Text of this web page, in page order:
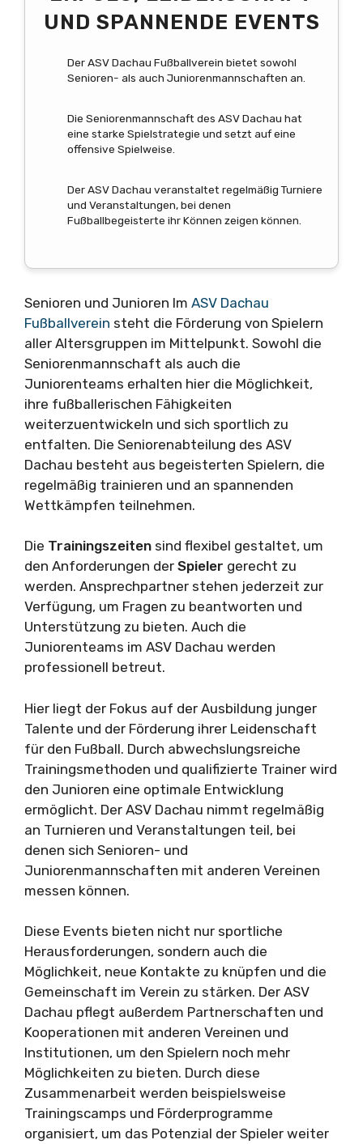
ND SPANNENDE EVENTS
Der ASV Dachau Fußballverein bietet sowohl
Senioren- als auch Juniorenmannschaften an.
Die Seniorenmannschaft des ASV Dachau hat
eine starke Spielstrategie und setzt auf eine
offensive Spielweise.
Der ASV Dachau veranstaltet regelmäßig Turniere
und Veranstaltungen, bei denen
Fußballbegeisterte ihr Können zeigen können.
Senioren und Junioren Im ASV Dachau
Fußballverein steht die Förderung von Spielern
aller Altersgruppen im Mittelpunkt. Sowohl die
Seniorenmannschaft als auch die
Juniorenteams erhalten hier die Möglichkeit,
ihre fußballerischen Fähigkeiten
weiterzuentwickeln und sich sportlich zu
entfalten. Die Seniorenabteilung des ASV
Dachau besteht aus begeisterten Spielern, die
regelmäßig trainieren und an spannenden
Wettkämpfen teilnehmen.
Die Trainingszeiten sind flexibel gestaltet, um
den Anforderungen der Spieler gerecht zu
werden. Ansprechpartner stehen jederzeit zur
Verfügung, um Fragen zu beantworten und
Unterstützung zu bieten. Auch die
Juniorenteams im ASV Dachau werden
professionell betreut.
Hier liegt der Fokus auf der Ausbildung junger
Talente und der Förderung ihrer Leidenschaft
für den Fußball. Durch abwechslungsreiche
Trainingsmethoden und qualifizierte Trainer wird
den Junioren eine optimale Entwicklung
ermöglicht. Der ASV Dachau nimmt regelmäßig
an Turnieren und Veranstaltungen teil, bei
denen sich Senioren- und
Juniorenmannschaften mit anderen Vereinen
messen können.
Diese Events bieten nicht nur sportliche
Herausforderungen, sondern auch die
Möglichkeit, neue Kontakte zu knüpfen und die
Gemeinschaft im Verein zu stärken. Der ASV
Dachau pflegt außerdem Partnerschaften und
Kooperationen mit anderen Vereinen und
Institutionen, um den Spielern noch mehr
Möglichkeiten zu bieten. Durch diese
Zusammenarbeit werden beispielsweise
Trainingscamps und Förderprogramme
organisiert, um das Potenzial der Spieler weiter